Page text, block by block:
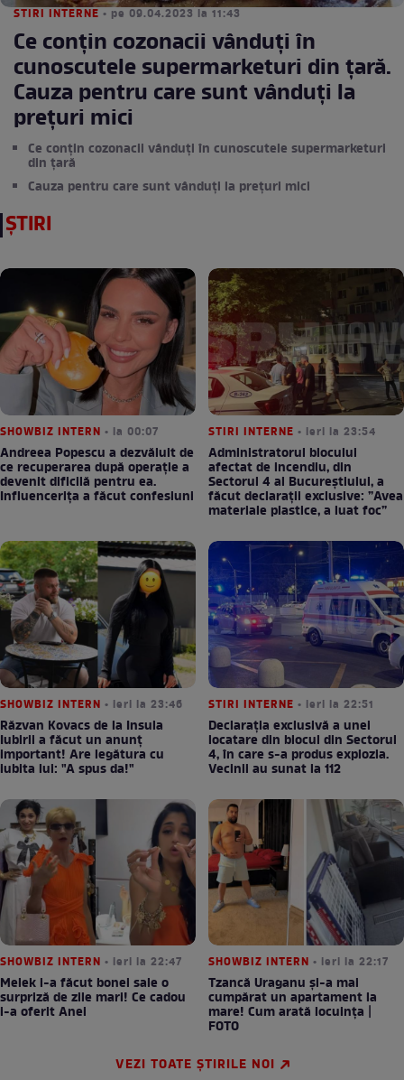
STIRI INTERNE • pe 09.04.2023 la 11:43
Ce conțin cozonacii vânduți în
cunoscutele supermarketuri din țară.
Cauza pentru care sunt vânduți la
prețuri mici
Ce conțin cozonacii vânduți în cunoscutele supermarketuri
din țară
Cauza pentru care sunt vânduți la prețuri mici
ȘTIRI
SHOWBIZ INTERN • la 00:07
Andreea Popescu a dezvăluit de
ce recuperarea după operație a
devenit dificilă pentru ea.
Influencerița a făcut confesiuni
STIRI INTERNE • ieri la 23:54
Administratorul blocului
afectat de incendiu, din
Sectorul 4 al Bucureștiului, a
făcut declarații exclusive: ”Avea
materiale plastice, a luat foc”
SHOWBIZ INTERN • ieri la 23:46
Răzvan Kovacs de la Insula
Iubirii a făcut un anunț
important! Are legătura cu
iubita lui: "A spus da!"
STIRI INTERNE • ieri la 22:51
Declarația exclusivă a unei
locatare din blocul din Sectorul
4, în care s-a produs explozia.
Vecinii au sunat la 112
SHOWBIZ INTERN • ieri la 22:47
Melek i-a făcut bonei sale o
surpriză de zile mari! Ce cadou
i-a oferit Anei
SHOWBIZ INTERN • ieri la 22:17
Tzancă Uraganu și-a mai
cumpărat un apartament la
mare! Cum arată locuința |
FOTO
VEZI TOATE ȘTIRILE NOI